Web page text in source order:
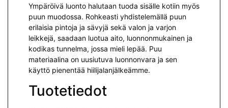
Ympäröivä luonto halutaan tuoda sisälle kotiin myös
puun muodossa. Rohkeasti yhdistelemällä puun
erilaisia pintoja ja sävyjä sekä valon ja varjon
leikkejä, saadaan luotua aito, luonnonmukainen ja
kodikas tunnelma, jossa mieli lepää. Puu
materiaalina on uusiutuva luonnonvara ja sen
käyttö pienentää hiilijalanjälkeämme.
Tuotetiedot